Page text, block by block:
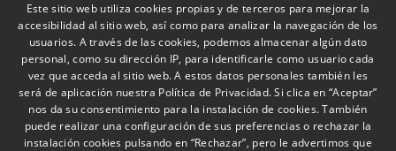
603/24, Stellantis Portugal, abordando
una de las cuestiones más frecuentes en
la fiscalidad de los grupos
multinacionales: la posible incidencia en
el IVA de los ajustes de precios de
transferencia pactados entre entidades
vinculadas
LEER MÁS >>
SPANISH
ENGLISH
PORTUGUESE
Este sitio web utiliza cookies propias y de terceros para mejorar la
accesibilidad al sitio web, así como para analizar la navegación de los
usuarios. A través de las cookies, podemos almacenar algún dato
personal, como su dirección IP, para identificarle como usuario cada
vez que acceda al sitio web. A estos datos personales también les
será de aplicación nuestra Política de Privacidad. Si clica en “Aceptar”
nos da su consentimiento para la instalación de cookies. También
puede realizar una configuración de sus preferencias o rechazar la
instalación cookies pulsando en “Rechazar”, pero le advertimos que